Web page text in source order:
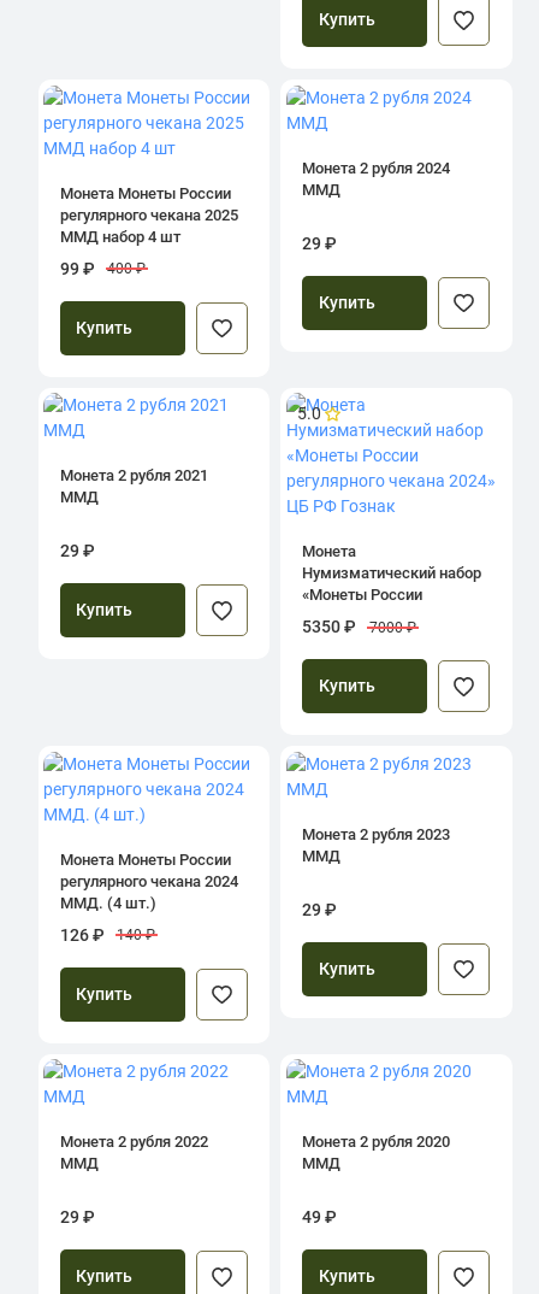
Купить
Монета Монеты России
регулярного чекана 2025
ММД набор 4 шт
99 ₽ 400 ₽
Купить
Монета 2 рубля 2024
ММД
29 ₽
Купить
Монета 2 рубля 2021
ММД
29 ₽
Купить
5.0
Монета
Нумизматический набор
«Монеты России
регулярного чекана 2024»
ЦБ РФ Гознак
5350 ₽ 7000 ₽
Купить
Монета Монеты России
регулярного чекана 2024
ММД. (4 шт.)
126 ₽ 140 ₽
Купить
Монета 2 рубля 2023
ММД
29 ₽
Купить
Монета 2 рубля 2022
ММД
29 ₽
Купить
Монета 2 рубля 2020
ММД
49 ₽
Купить